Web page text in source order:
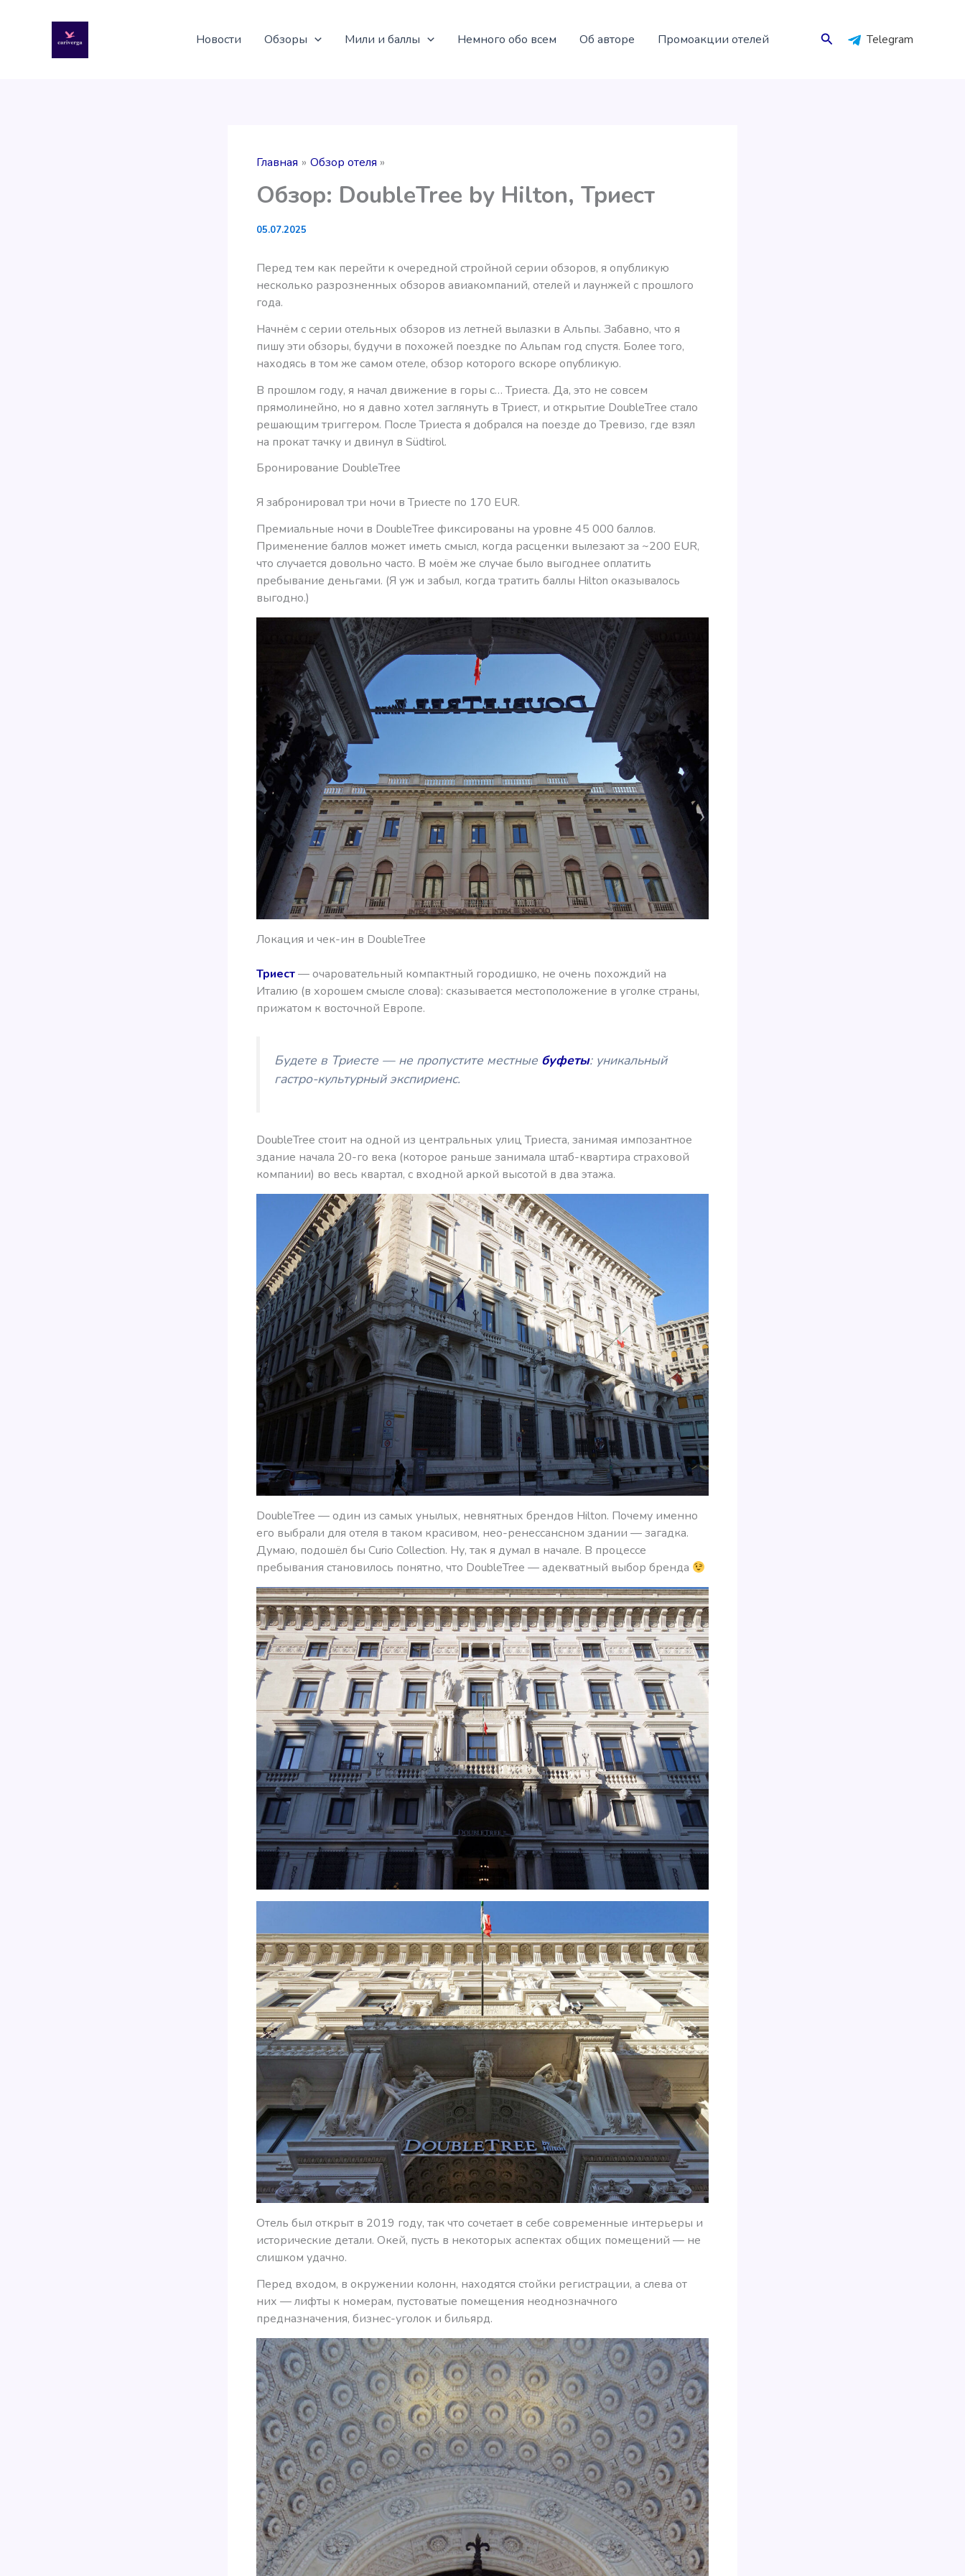
содержимому
Новости Обзоры Мили и баллы Немного обо всем Об авторе Промоакции отелей Поиск Telegram
Главная Обзор отеля
Обзор: DoubleTree by Hilton, Триест
05.07.2025
Перед тем как перейти к очередной стройной серии обзоров, я опубликую
несколько разрозненных обзоров авиакомпаний, отелей и лаунжей с прошлого
года.
Начнём с серии отельных обзоров из летней вылазки в Альпы. Забавно, что я
пишу эти обзоры, будучи в похожей поездке по Альпам год спустя. Более того,
находясь в том же самом отеле, обзор которого вскоре опубликую.
В прошлом году, я начал движение в горы с… Триеста. Да, это не совсем
прямолинейно, но я давно хотел заглянуть в Триест, и открытие DoubleTree стало
решающим триггером. После Триеста я добрался на поезде до Тревизо, где взял
на прокат тачку и двинул в Südtirol.
Бронирование DoubleTree
Я забронировал три ночи в Триесте по 170 EUR.
Премиальные ночи в DoubleTree фиксированы на уровне 45 000 баллов.
Применение баллов может иметь смысл, когда расценки вылезают за ~200 EUR,
что случается довольно часто. В моём же случае было выгоднее оплатить
пребывание деньгами. (Я уж и забыл, когда тратить баллы Hilton оказывалось
выгодно.)
Локация и чек-ин в DoubleTree
Триест— очаровательный компактный городишко, не очень похождий на
Италию (в хорошем смысле слова): сказывается местоположение в уголке страны,
прижатом к восточной Европе.
Будете в Триесте — не пропустите местные буфеты: уникальный
гастро-культурный экспириенс.
DoubleTree стоит на одной из центральных улиц Триеста, занимая импозантное
здание начала 20-го века (которое раньше занимала штаб-квартира страховой
компании) во весь квартал, с входной аркой высотой в два этажа.
DoubleTree — один из самых унылых, невнятных брендов Hilton. Почему именно
его выбрали для отеля в таком красивом, нео-ренессансном здании — загадка.
Думаю, подошёл бы Curio Collection. Ну, так я думал в начале. В процессе
пребывания становилось понятно, что DoubleTree — адекватный выбор бренда
Отель был открыт в 2019 году, так что сочетает в себе современные интерьеры и
исторические детали. Окей, пусть в некоторых аспектах общих помещений — не
слишком удачно.
Перед входом, в окружении колонн, находятся стойки регистрации, а слева от
них — лифты к номерам, пустоватые помещения неоднозначного
предназначения, бизнес-уголок и бильярд.